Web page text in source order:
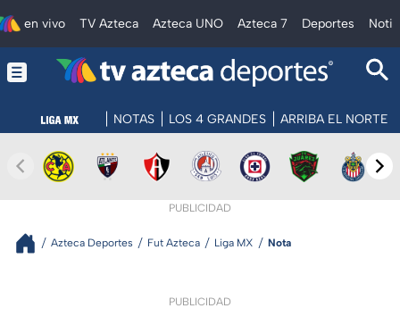
en vivo TV Azteca Azteca UNO Azteca 7 Deportes
NOTAS LOS 4 GRANDES ARRIBA EL NORTE
PUBLICIDAD
Azteca Deportes Fut Azteca Liga MX Nota
PUBLICIDAD